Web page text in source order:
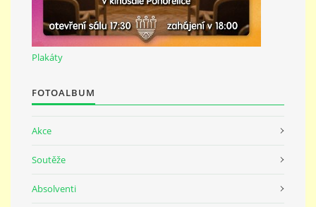
Školní 462
Pohořelice
691 23
Plakáty
FOTOALBUM
Akce
Soutěže
Absolventi